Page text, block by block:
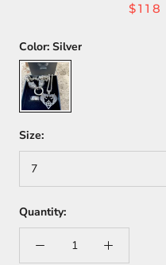
$118
Color: Silver
Silver
Size:
7
Quantity: